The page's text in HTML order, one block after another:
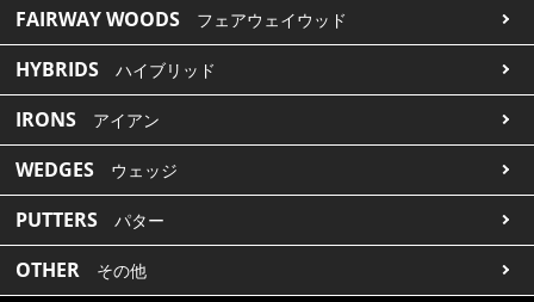
FAIRWAY WOODS フェアウェイウッド
HYBRIDS ハイブリッド
IRONS アイアン
WEDGES ウェッジ
PUTTERS パター
OTHER その他